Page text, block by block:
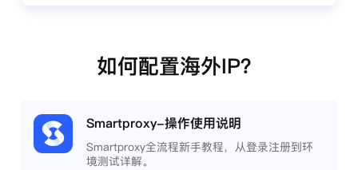
如何配置海外IP？
Smartproxy-操作使用说明
Smartproxy全流程新手教程，从登录注册到环
境测试详解。